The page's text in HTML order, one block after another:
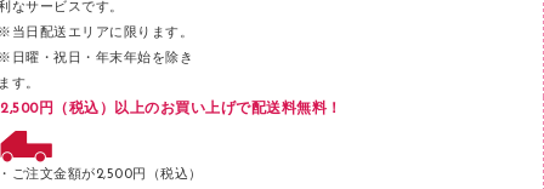
メッシュケース／ペンケース
フロアケース
ブックエンド／ブックスタンド
パンチ
なサービスです。
当日配送エリアに限ります。
日曜・祝日・年末年始を除き
す。
2,500円（税込）以上のお買い上げで配送料無料！
ご注文金額が2,500円（税込）